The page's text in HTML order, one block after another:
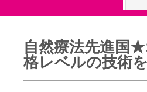
自然療法先進国
格レベルの技術